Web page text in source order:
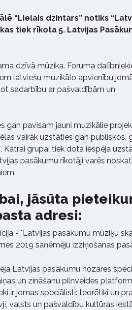
“Lielais dzintars” notiks
tiek rīkota 5. Latvijas
dzīvā mūzika. Foruma
latviešu muzikālo apvienību
sadarbību ar pašvaldībām un
gan pavisam jauni muzikālie
vairāk uzstāties gan publiskos,
grupai tiek dota iespēja
pasākumu rīkotāji varēs
jāsūta
adresi:
- "Latvijas pasākumu mūziķu
2019 saņēmēju izziņošanas
Latvijas pasākumu nozares
un zināšanu pilnveides
ir jomas speciālisti: teorētiķi un
valsts un pašvaldību kultūras